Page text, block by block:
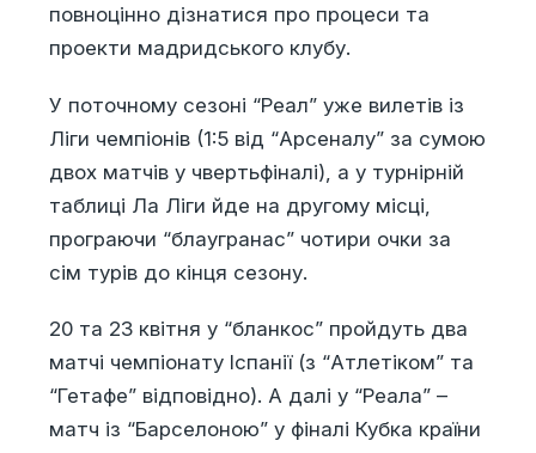
повноцінно дізнатися про процеси та
проекти мадридського клубу.
У поточному сезоні “Реал” уже вилетів із
Ліги чемпіонів (1:5 від “Арсеналу” за сумою
двох матчів у чвертьфіналі), а у турнірній
таблиці Ла Ліги йде на другому місці,
програючи “блаугранас” чотири очки за
сім турів до кінця сезону.
20 та 23 квітня у “бланкос” пройдуть два
матчі чемпіонату Іспанії (з “Атлетіком” та
“Гетафе” відповідно). А далі у “Реала” –
матч із “Барселоною” у фіналі Кубка країни